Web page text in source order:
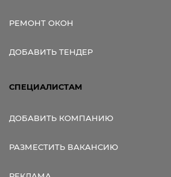
РЕМОНТ ОКОН
ДОБАВИТЬ ТЕНДЕР
СПЕЦИАЛИСТАМ
ДОБАВИТЬ КОМПАНИЮ
РАЗМЕСТИТЬ ВАКАНСИЮ